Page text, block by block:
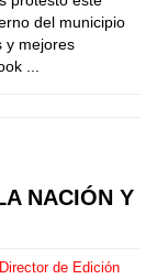
del municipio
y mejores
...
NACIÓN Y
Director de Edición